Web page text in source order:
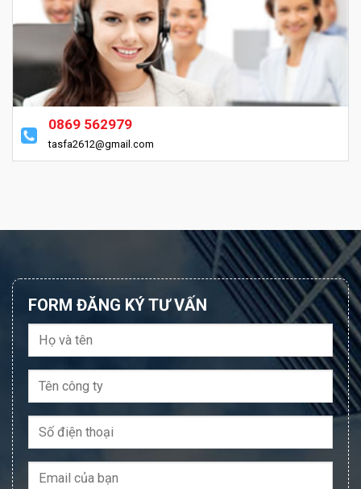
0869 562979
tasfa2612@gmail.com
FORM ĐĂNG KÝ TƯ VẤN